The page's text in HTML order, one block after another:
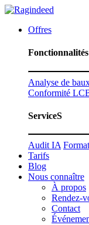
Offres
Fonctionnalités
Analyse de
Conformité
ServiceS
Audit IA
Tarifs
Blog
Nous connaître
À propos
Rendez-
Contact